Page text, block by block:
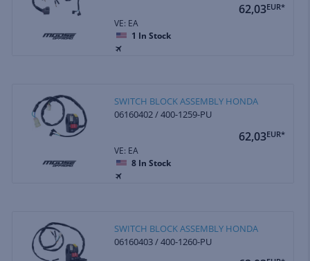
62,03EUR*
VE: EA
1 In Stock
SWITCH BLOCK ASSEMBLY HONDA
06160402 / 400-1259-PU
62,03EUR*
VE: EA
8 In Stock
SWITCH BLOCK ASSEMBLY HONDA
06160403 / 400-1260-PU